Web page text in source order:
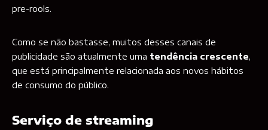
pre-rools.
Como se não bastasse, muitos desses canais de
publicidade são atualmente uma tendência crescente,
que está principalmente relacionada aos novos hábitos
de consumo do público.
Serviço de streaming